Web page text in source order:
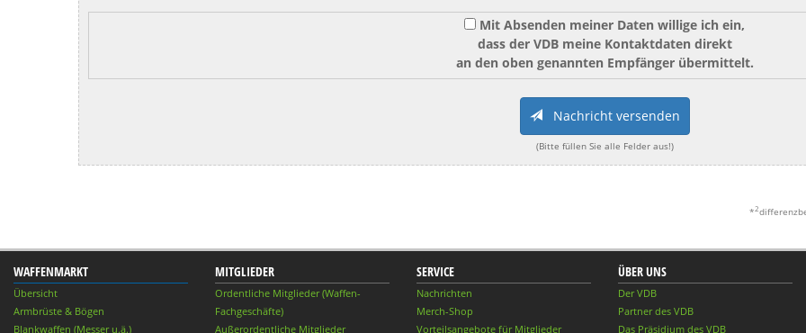
Mit Absenden meiner Daten willige ich ein,
dass der VDB meine Kontaktdaten direkt
an den oben genannten Empfänger übermittelt.
Nachricht versenden
(Bitte füllen Sie alle Felder aus!)
*2
WAFFENMARKT
Übersicht
Armbrüste & Bögen
Blankwaffen (Messer u.ä.)
MITGLIEDER
Ordentliche Mitglieder (Waffen-
Fachgeschäfte)
Außerordentliche Mitglieder
SERVICE
Nachrichten
Merch-Shop
Vorteilsangebote für Mitglieder
ÜBER UNS
Der VDB
Partner des VDB
Das Präsidium des VDB